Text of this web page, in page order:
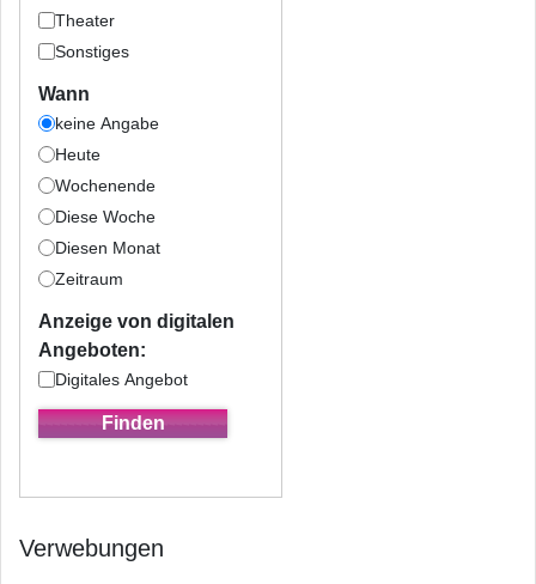
Theater
Sonstiges
Wann
keine Angabe
Heute
Wochenende
Diese Woche
Diesen Monat
Zeitraum
Anzeige von digitalen
Angeboten:
Digitales Angebot
Verwebungen